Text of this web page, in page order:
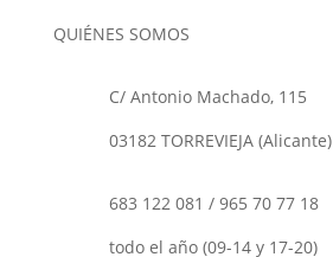
QUIÉNES SOMOS
C/ Antonio Machado, 115
03182 TORREVIEJA (Alicante)
683 122 081 / 965 70 77 18
todo el año (09-14 y 17-20)